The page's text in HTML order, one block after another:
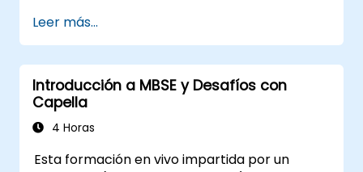
Implementar un proceso completo de
variabilidad (desde la definición hasta la
instanciación de variantes)
Utilizar pure::variants con conectores
como Microsoft Office
Leer más...
Introducción a MBSE y Desafíos con
Capella
4 Horas
Esta formación en vivo impartida por un